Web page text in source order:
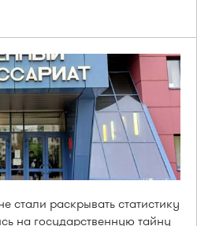
стали раскрывать статистику
на государственную тайну